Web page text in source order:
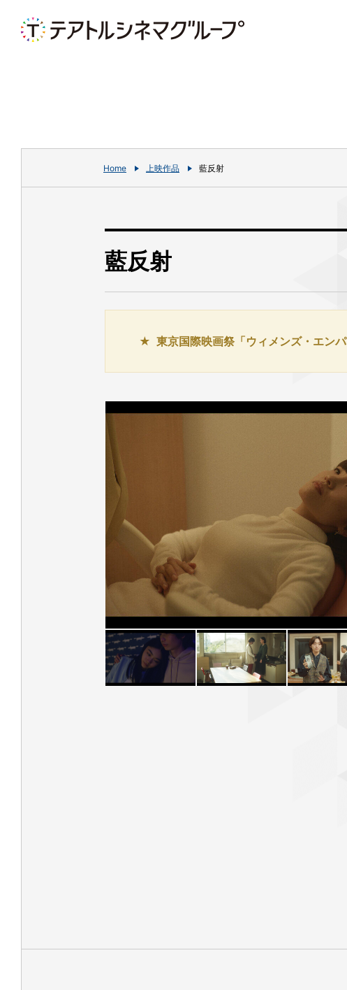
Home 上映作品 藍反射
藍反射
東京国際映画祭「ウィメンズ・エン